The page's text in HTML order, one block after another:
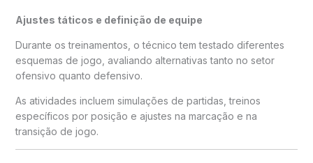
Ajustes táticos e definição de equipe
Durante os treinamentos, o técnico tem testado diferentes
esquemas de jogo, avaliando alternativas tanto no setor
ofensivo quanto defensivo.
As atividades incluem simulações de partidas, treinos
específicos por posição e ajustes na marcação e na
transição de jogo.